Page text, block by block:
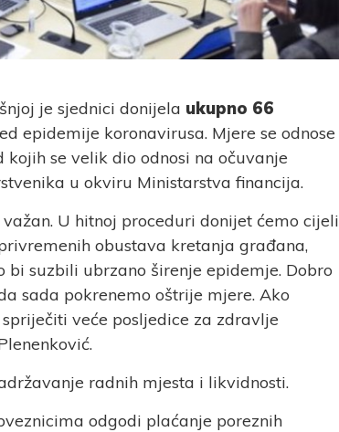
je sjednici donijela ukupno 66
epidemije koronavirusa. Mjere se odnose
kojih se velik dio odnosi na očuvanje
u okviru Ministarstva financija.
U hitnoj proceduri donijet ćemo cijeli
obustava kretanja građana,
bi suzbili ubrzano širenje epidemje. Dobro
sada pokrenemo oštrije mjere. Ako
veće posljedice za zdravlje
radnih mjesta i likvidnosti.
odgodi plaćanje poreznih